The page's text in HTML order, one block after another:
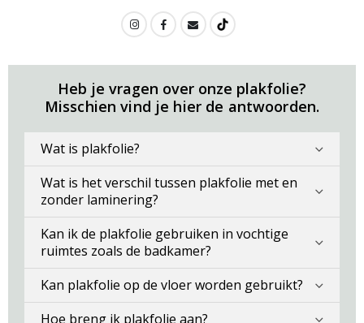
Heb je vragen over onze plakfolie?
Misschien vind je hier de antwoorden.
Wat is plakfolie?
Wat is het verschil tussen plakfolie met en
zonder laminering?
Kan ik de plakfolie gebruiken in vochtige
ruimtes zoals de badkamer?
Kan plakfolie op de vloer worden gebruikt?
Hoe breng ik plakfolie aan?